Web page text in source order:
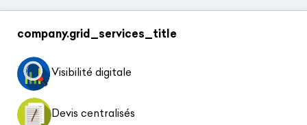
company.grid_services_title
Visibilité digitale
Devis centralisés